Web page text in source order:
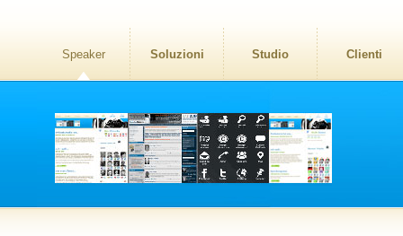
Speaker Soluzioni Studio Clienti